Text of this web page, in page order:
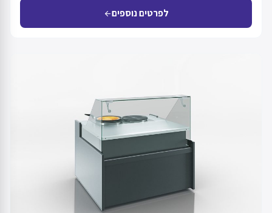
לפרטים נוספיםarrow_back